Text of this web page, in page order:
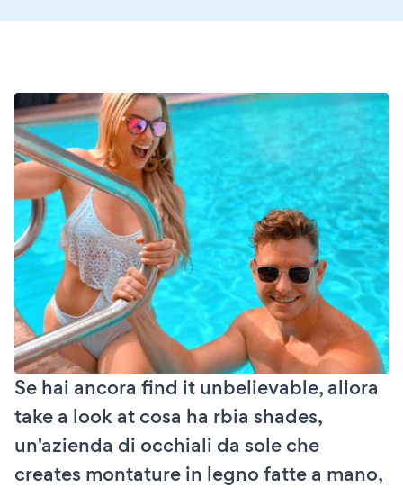
Se hai ancora find it unbelievable, allora
take a look at cosa ha rbia shades,
un'azienda di occhiali da sole che
creates montature in legno fatte a mano,